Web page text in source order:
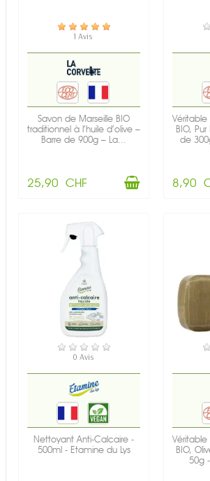
EN STOCK
1 Avis
Savon de Marseille BIO
traditionnel à l’huile d’olive –
Barre de 900g – La...
25,90 CHF
Véritable
BIO,
de
8,90
RUPTURE DE STOCK
0 Avis
Nettoyant Anti-Calcaire -
500ml - Etamine du Lys
Véritable
BIO,
50g